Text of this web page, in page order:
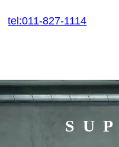
tel:011-827-1114